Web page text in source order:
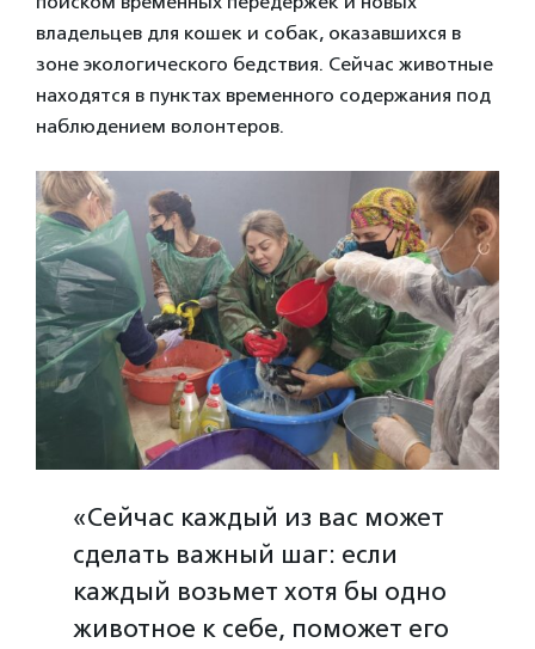
владельцев для кошек и собак, оказавшихся в
зоне экологического бедствия. Сейчас животные
находятся в пунктах временного содержания под
наблюдением волонтеров.
«Сейчас каждый из вас может
сделать важный шаг: если
каждый возьмет хотя бы одно
животное к себе, поможет его